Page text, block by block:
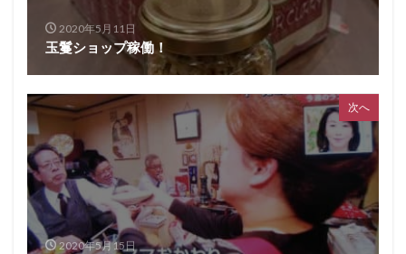
2020年5月11日
玉鬘ショップ稼働！
次へ
2020年5月15日